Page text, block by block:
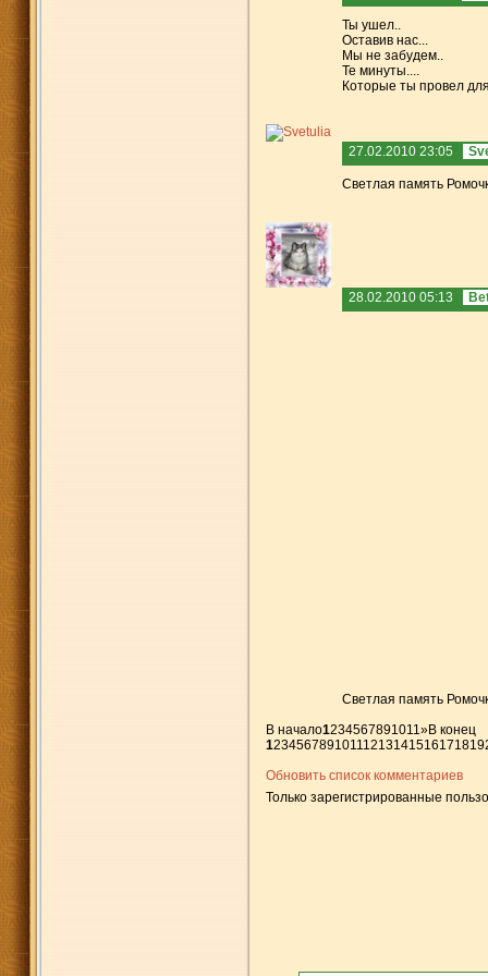
Ты ушел..
Оставив нас...
Мы не забудем..
Те минуты....
Которые ты провел
27.02.2010 23:05
Светлая память
28.02.2010 05:13
Светлая память
В начало1234567891011»В конец
12345678910111213141516171819
Обновить список комментариев
Только зарегистрированные